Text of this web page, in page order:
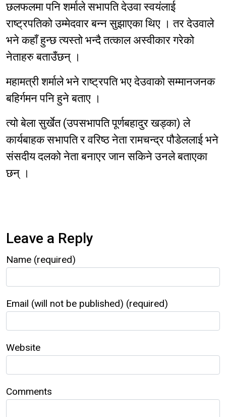
छलफलमा पनि शर्माले सभापति देउवा स्वयंलाई
राष्ट्रपतिको उम्मेदवार बन्न सुझाएका थिए । तर देउवाले
भने कहाँ हुन्छ त्यस्तो भन्दै तत्काल अस्वीकार गरेको
नेताहरु बताउँछन् ।
महामत्री शर्माले भने राष्ट्रपति भए देउवाको सम्मानजनक
बहिर्गमन पनि हुने बताए ।
त्यो बेला सुर्खेत (उपसभापति पूर्णबहादुर खड्का) ले
कार्यबाहक सभापति र वरिष्ठ नेता रामचन्द्र पौडेललाई भने
संसदीय दलको नेता बनाएर जान सकिने उनले बताएका
छन् ।
Leave a Reply
Name (required)
Email (will not be published) (required)
Website
Comments